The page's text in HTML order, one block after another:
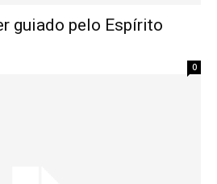
guiado pelo Espírito
0